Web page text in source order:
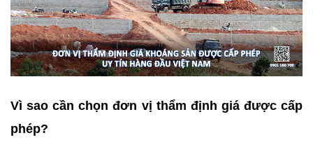
Vì sao cần chọn đơn vị thẩm định giá được cấp
phép?